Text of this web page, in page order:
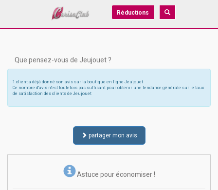
Réductions
Que pensez-vous de Jeujouet ?
1 client a déjà donné son avis sur la boutique en ligne Jeujouet
Ce nombre d'avis n'est toutefois pas suffisant pour obtenir une tendance générale sur le taux
de satisfaction des clients de Jeujouet
partager mon avis
Astuce pour économiser !